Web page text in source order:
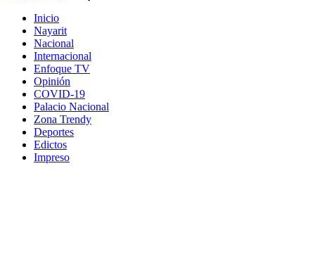
Inicio
Nayarit
Nacional
Internacional
Enfoque TV
Opinión
COVID-19
Palacio Nacional
Zona Trendy
Deportes
Edictos
Impreso